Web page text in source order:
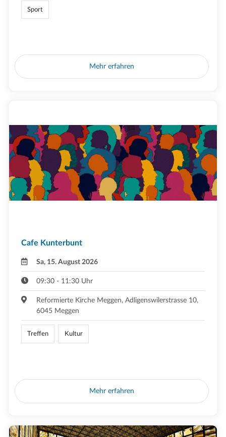
Sport
Mehr erfahren
Cafe Kunterbunt
Sa, 15. August 2026
09:30 - 11:30 Uhr
Reformierte Kirche Meggen, Adligenswilerstrasse 10,
6045 Meggen
Treffen Kultur
Mehr erfahren